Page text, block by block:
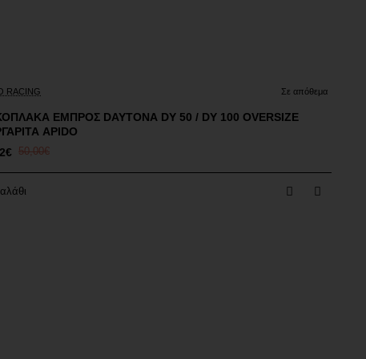
RACING Σε απόθεμα
ΕΜΠΡΟΣ DAYTONA DY 50 / DY 100 OVERSIZE
APIDO
50,00€